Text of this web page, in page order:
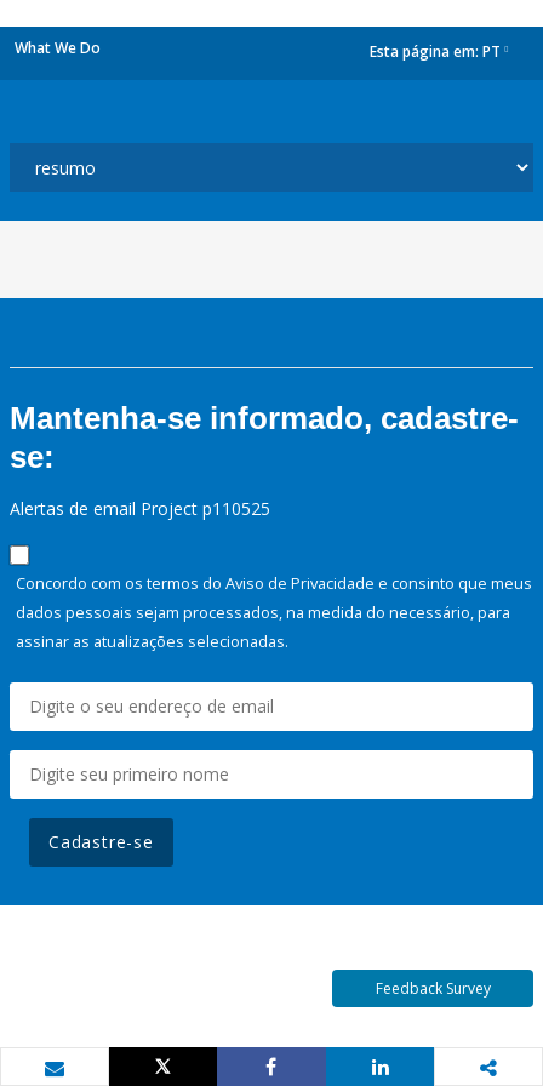
What We Do Esta página em: PT
Mantenha-se informado, cadastre-
se:
Alertas de email Project p110525
Concordo com os termos do Aviso de Privacidade e consinto que meus
dados pessoais sejam processados, na medida do necessário, para
assinar as atualizações selecionadas.
Cadastre-se
Feedback Survey